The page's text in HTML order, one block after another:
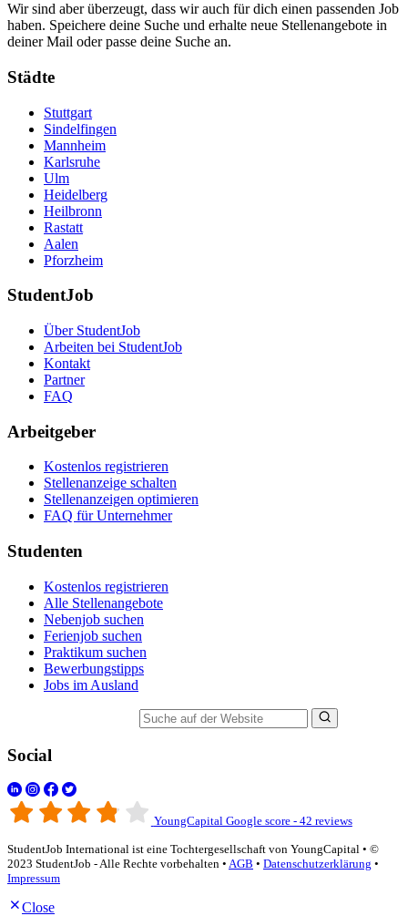
Wir sind aber überzeugt, dass wir auch für dich einen passenden Job
haben. Speichere deine Suche und erhalte neue Stellenangebote in
deiner Mail oder passe deine Suche an.
Städte
Stuttgart
Sindelfingen
Mannheim
Karlsruhe
Ulm
Heidelberg
Heilbronn
Rastatt
Aalen
Pforzheim
StudentJob
Über StudentJob
Arbeiten bei StudentJob
Kontakt
Partner
FAQ
Arbeitgeber
Kostenlos registrieren
Stellenanzeige schalten
Stellenanzeigen optimieren
FAQ für Unternehmer
Studenten
Kostenlos registrieren
Alle Stellenangebote
Nebenjob suchen
Ferienjob suchen
Praktikum suchen
Bewerbungstipps
Jobs im Ausland
Social
YoungCapital Google score - 42 reviews
StudentJob International ist eine Tochtergesellschaft von YoungCapital • ©
2023 StudentJob - Alle Rechte vorbehalten • AGB • Datenschutzerklärung •
Impressum
Close